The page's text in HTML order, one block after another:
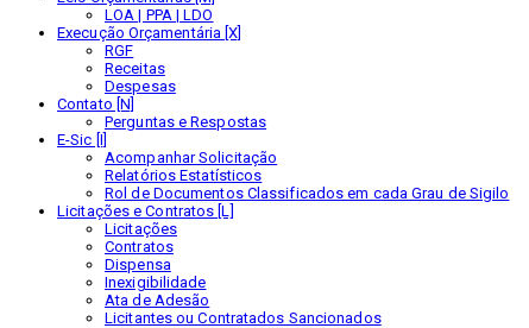
LOA | PPA | LDO
Execução Orçamentária [X]
RGF
Receitas
Despesas
Contato [N]
Perguntas e Respostas
E-Sic [I]
Acompanhar Solicitação
Relatórios Estatísticos
Rol de Documentos Classificados em cada Grau de Sigilo
Licitações e Contratos [L]
Licitações
Contratos
Dispensa
Inexigibilidade
Ata de Adesão
Licitantes ou Contratados Sancionados